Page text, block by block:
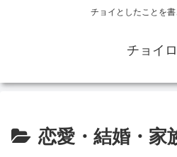
チョイとしたことを
チョイ
恋愛・結婚・家